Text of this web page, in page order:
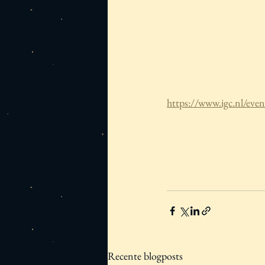
https://www.igc.nl/
Recente blogposts